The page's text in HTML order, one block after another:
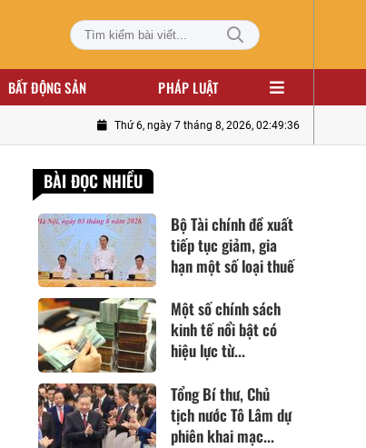
BẤT ĐỘNG SẢN PHÁP LUẬT
Thứ 6, ngày 7 tháng 8, 2026, 02:49:37
BÀI ĐỌC NHIỀU
Bộ Tài chính đề xuất
tiếp tục giảm, gia
hạn một số loại thuế
Một số chính sách
kinh tế nổi bật có
hiệu lực từ...
Tổng Bí thư, Chủ
tịch nước Tô Lâm dự
phiên khai mạc...